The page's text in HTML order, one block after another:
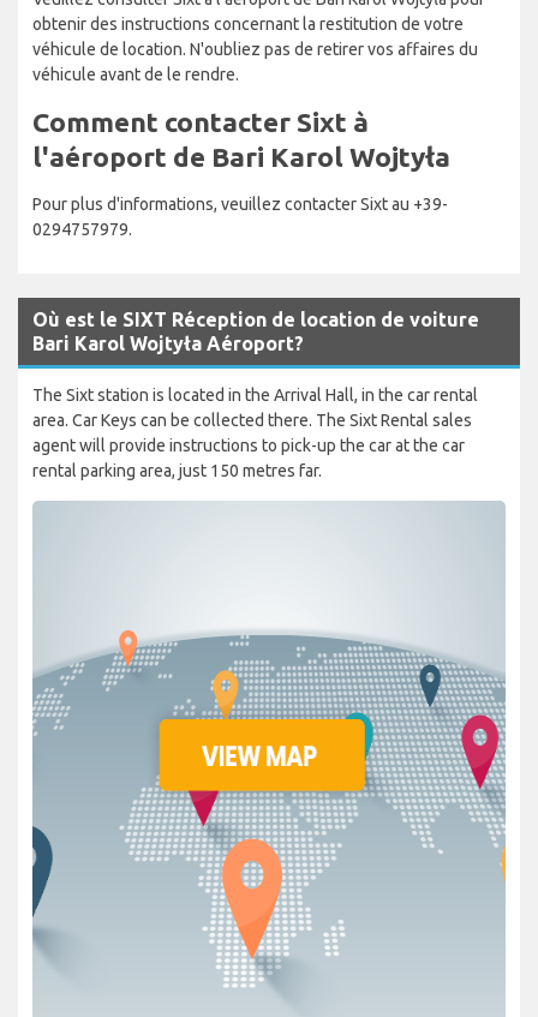
obtenir des instructions concernant la restitution de votre
véhicule de location. N'oubliez pas de retirer vos affaires du
véhicule avant de le rendre.
Comment contacter Sixt à
l'aéroport de Bari Karol Wojtyła
Pour plus d'informations, veuillez contacter Sixt au +39-
0294757979.
Où est le SIXT Réception de location de voiture
Bari Karol Wojtyła Aéroport?
The Sixt station is located in the Arrival Hall, in the car rental
area. Car Keys can be collected there. The Sixt Rental sales
agent will provide instructions to pick-up the car at the car
rental parking area, just 150 metres far.